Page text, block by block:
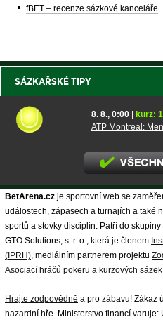
fBET – recenze sázkové kanceláře
SÁZKAŘSKÉ TIPY
8. 8., 0:00 | kurz:
ATP Montreal:
BetArena.cz je sportovní web se
událostech, zápasech a turnajích a také
sportů a stovky disciplín. Patří do
GTO Solutions, s. r. o., která je členem
(IPRH) , mediálním partnerem projektu
Asociací hráčů pokeru a kurzových sázek
Hrajte zodpovědně a pro zábavu! Zákaz
hazardní hře. Ministerstvo financí